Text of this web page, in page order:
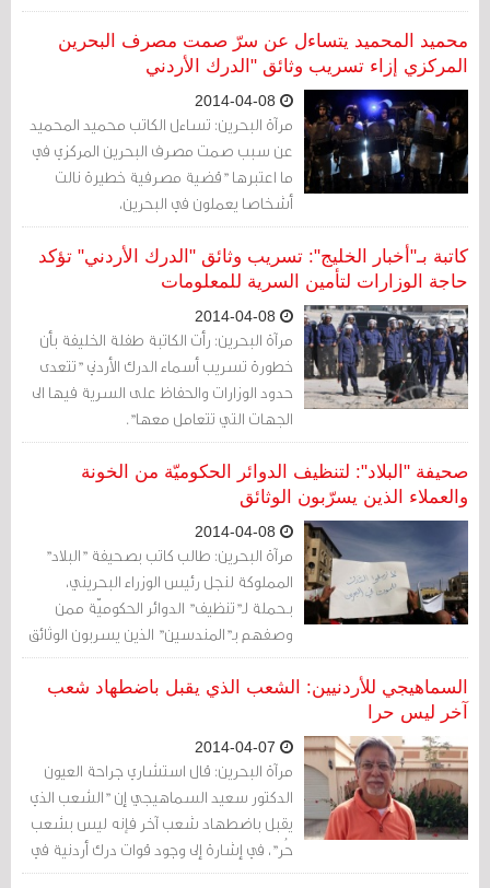
محميد المحميد يتساءل عن سرّ صمت مصرف البحرين
المركزي إزاء تسريب وثائق "الدرك الأردني
مرآة البحرين: تساءل الكاتب محميد المحميد
عن سبب صمت مصرف البحرين المركزي في
ما اعتبرها "قضية مصرفية خطيرة نالت
أشخاصا يعملون في البحرين،
كاتبة بـ"أخبار الخليج": تسريب وثائق "الدرك الأردني" تؤكد
حاجة الوزارات لتأمين السرية للمعلومات
مرآة البحرين: رأت الكاتبة طفلة الخليفة بأن
خطورة تسريب أسماء الدرك الأردني "تتعدى
حدود الوزارات والحفاظ على السرية فيها الى
الجهات التي تتعامل معها".
صحيفة "البلاد": لتنظيف الدوائر الحكوميّة من الخونة
والعملاء الذين يسرّبون الوثائق
مرآة البحرين: طالب كاتب بصحيفة "البلاد"
المملوكة لنجل رئيس الوزراء البحريني،
بـحملة لـ"تنظيف" الدوائر الحكوميّة ممن
وصفهم بـ"المندسين" الذين يسربون الوثائق
والمعلومات.
السماهيجي للأردنيين: الشعب الذي يقبل باضطهاد شعب
آخر ليس حرا
مرآة البحرين: قال استشاري جراحة العيون
الدكتور سعيد السماهيجي إن "الشعب الذي
يقبل باضطهاد شعب آخر فإنه ليس بشعب
حُر"، في إشارة إلى وجود قوات درك أردنية في
البحرين لقمع الاحتجاجات.